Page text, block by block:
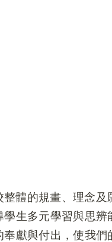
體的規畫、理念及
生多元學習與思辨
獻與付出，使我們